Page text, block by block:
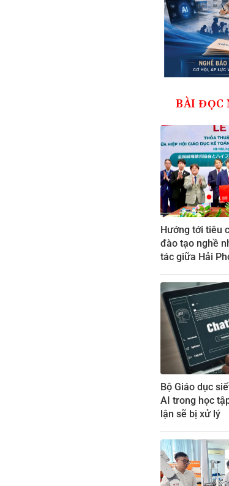
BÀI ĐỌC
Hướng tới tiêu
đào tạo nghề
tác giữa Hải
Bộ Giáo dục
AI trong học
lận sẽ bị xử lý